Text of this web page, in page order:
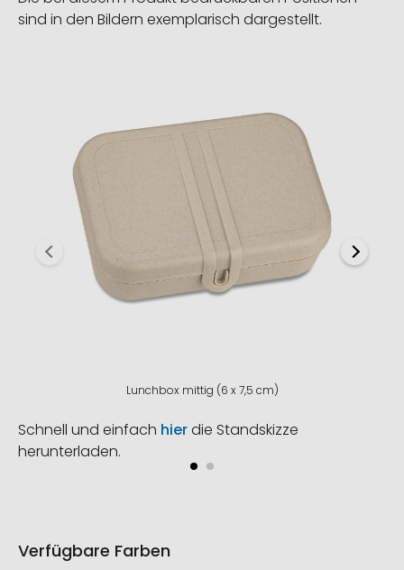
sind in den Bildern exemplarisch dargestellt.
Lunchbox mittig (6 x 7,5 cm)
Schnell und einfach hierdie Standskizze
herunterladen.
Verfügbare Farben